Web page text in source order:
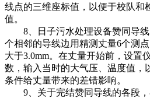
线点的三维座标值，以便于校队和
值。
8、日子污水处理设备赞同导线
个相邻的导线边用精测丈量6个测
大于3.0mm。在丈量开始前，设置
数，输入当时的大气压、温度值，
条件给丈量带来的差错影响。
9、关于完结赞同导线的各段，